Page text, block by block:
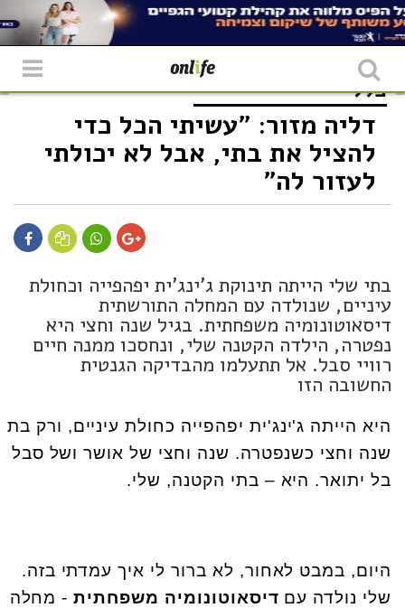
כללי
דליה מזור: "עשיתי הכל כדי
להציל את בתי, אבל לא יכולתי
לעזור לה"
בתי שלי הייתה תינוקת ג'ינג'ית יפהפייה וכחולת
עיניים, שנולדה עם המחלה התורשתית
דיסאוטונומיה משפחתית. בגיל שנה וחצי היא
נפטרה, הילדה הקטנה שלי, ונחסכו ממנה חיים
רוויי סבל. אל תתעלמו מהבדיקה הגנטית
החשובה הזו
היא הייתה ג'ינג'ית יפהפייה כחולת עיניים, ורק בת
שנה וחצי כשנפטרה. שנה וחצי של אושר ושל סבל
בל יתואר. היא – בתי הקטנה, שלי.
היום, במבט לאחור, לא ברור לי איך עמדתי בזה.
שלי נולדה עם דיסאוטונומיה משפחתית - מחלה